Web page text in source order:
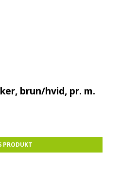
brun/hvid, pr. m.
PRODUKT